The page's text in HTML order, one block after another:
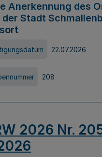
Anerkennung des
Stadt
22.07.2026
208
2026 Nr.